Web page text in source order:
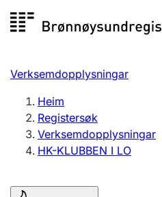
til
Registersøk
Aksjeselskap
Enkeltpersonføretak
Registrere, endre, slette
Verksemdopplysningar
Heim
Registersøk
Verksemdopplysningar
HK-KLUBBEN I LO